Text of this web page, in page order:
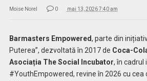
Moise Norel 0 mai 13, 2026 7:40 am
Barmasters Empowered, parte din
Puterea”, dezvoltată în 2017 de Coca-
Asociația The Social Incubator, în cadrul
#YouthEmpowered, revine în 2026 cu cea